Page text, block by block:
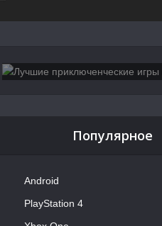
Популярное
Android
PlayStation 4